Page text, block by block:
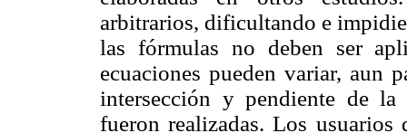
arbitrarios, dificultando e
las fórmulas no deben ser
ecuaciones pueden variar, aun
intersección y pendiente de la
fueron realizadas. Los usuarios